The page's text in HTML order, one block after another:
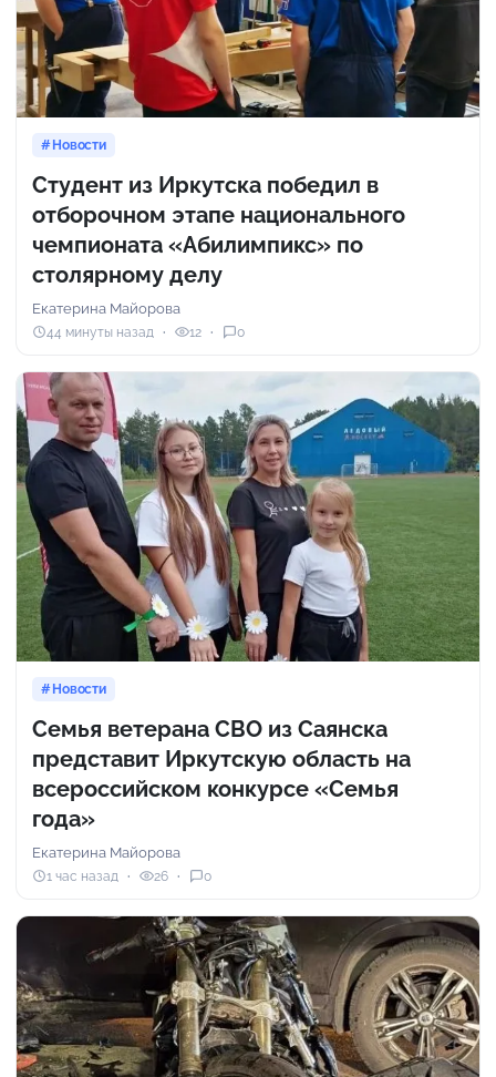
Новости
Студент из Иркутска победил в
отборочном этапе национального
чемпионата «Абилимпикс» по
столярному делу
Екатерина Майорова
44 минуты назад 12 0
Новости
Семья ветерана СВО из Саянска
представит Иркутскую область на
всероссийском конкурсе «Семья
года»
Екатерина Майорова
1 час назад 26 0